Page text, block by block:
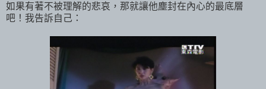
如果有著不被理解的悲哀，那就讓他塵封在內心的最底層
吧！我告訴自己：